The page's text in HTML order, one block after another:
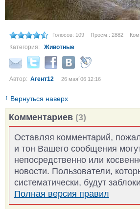
Голосов: 109 Просм.: 2882
Категория: Животные
Автор: Агент12 26 мая´06 12:16
↑ Вернуться наверх
Комментариев (3)
Оставляя комментарий,
и тон Вашего сообщения
непосредственно или
новости. Пользователи,
систематически, будут
Полная версия правил